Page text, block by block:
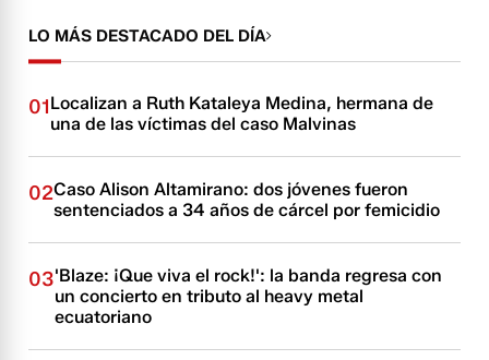
LO MÁS DESTACADO DEL DÍA
01Localizan a Ruth Kataleya Medina, hermana de
una de las víctimas del caso Malvinas
02Caso Alison Altamirano: dos jóvenes fueron
sentenciados a 34 años de cárcel por femicidio
03'Blaze: ¡Que viva el rock!': la banda regresa con
un concierto en tributo al heavy metal
ecuatoriano